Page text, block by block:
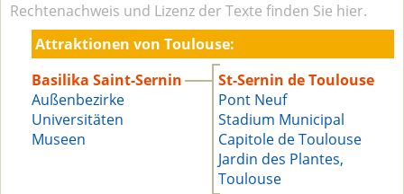
Rechtenachweis und Lizenz der Texte finden Sie hier.
Attraktionen von Toulouse:
Basilika Saint-Sernin
Außenbezirke
Universitäten
Museen
St-Sernin de Toulouse
Pont Neuf
Stadium Municipal
Capitole de Toulouse
Jardin des Plantes,
Toulouse